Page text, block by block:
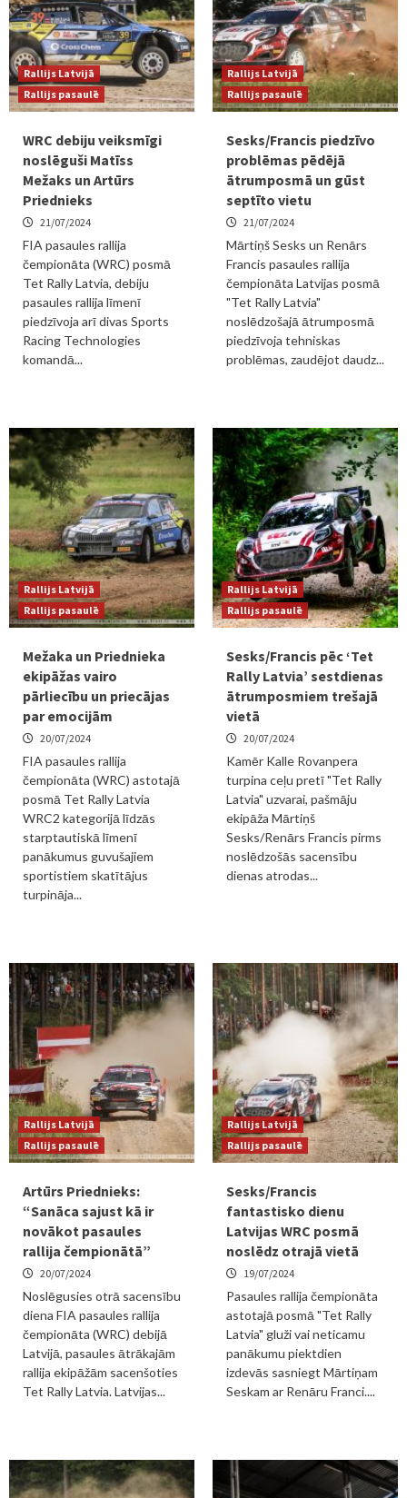
Rallijs Latvijā
Rallijs pasaulē
WRC debiju veiksmīgi
noslēguši Matīss
Mežaks un Artūrs
Priednieks
21/07/2024
FIA pasaules rallija
čempionāta (WRC) posmā
Tet Rally Latvia, debiju
pasaules rallija līmenī
piedzīvoja arī divas Sports
Racing Technologies
komandā...
Rallijs Latvijā
Rallijs pasaulē
Sesks/Francis piedzīvo
problēmas pēdējā
ātrumposmā un gūst
septīto vietu
21/07/2024
Mārtiņš Sesks un Renārs
Francis pasaules rallija
čempionāta Latvijas posmā
"Tet Rally Latvia"
noslēdzošajā ātrumposmā
piedzīvoja tehniskas
problēmas, zaudējot daudz...
Rallijs Latvijā
Rallijs pasaulē
Mežaka un Priednieka
ekipāžas vairo
pārliecību un priecājas
par emocijām
20/07/2024
FIA pasaules rallija
čempionāta (WRC) astotajā
posmā Tet Rally Latvia
WRC2 kategorijā līdzās
starptautiskā līmenī
panākumus guvušajiem
sportistiem skatītājus
turpināja...
Rallijs Latvijā
Rallijs pasaulē
Sesks/Francis pēc ‘Tet
Rally Latvia’ sestdienas
ātrumposmiem trešajā
vietā
20/07/2024
Kamēr Kalle Rovanpera
turpina ceļu pretī "Tet Rally
Latvia" uzvarai, pašmāju
ekipāža Mārtiņš
Sesks/Renārs Francis pirms
noslēdzošās sacensību
dienas atrodas...
Rallijs Latvijā
Rallijs pasaulē
Artūrs Priednieks:
“Sanāca sajust kā ir
novākot pasaules
rallija čempionātā”
20/07/2024
Noslēgusies otrā sacensību
diena FIA pasaules rallija
čempionāta (WRC) debijā
Latvijā, pasaules ātrākajām
rallija ekipāžām sacenšoties
Tet Rally Latvia. Latvijas...
Rallijs Latvijā
Rallijs pasaulē
Sesks/Francis
fantastisko dienu
Latvijas WRC posmā
noslēdz otrajā vietā
19/07/2024
Pasaules rallija čempionāta
astotajā posmā "Tet Rally
Latvia" gluži vai neticamu
panākumu piektdien
izdevās sasniegt Mārtiņam
Seskam ar Renāru Franci....